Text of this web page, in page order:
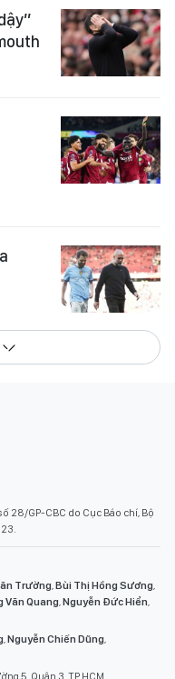
28/GP-CBC do Cục Báo chí, Bộ
Trường,Bùi Thị Hồng Sương,
Văn Quang,Nguyễn Đức Hiển,
,Nguyễn Chiến Dũng,